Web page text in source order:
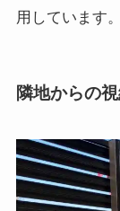
用しています。
隣地からの